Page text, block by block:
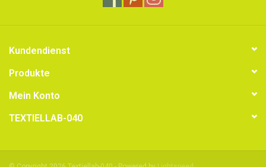
Kundendienst
Produkte
Mein Konto
TEXTIELLAB-040